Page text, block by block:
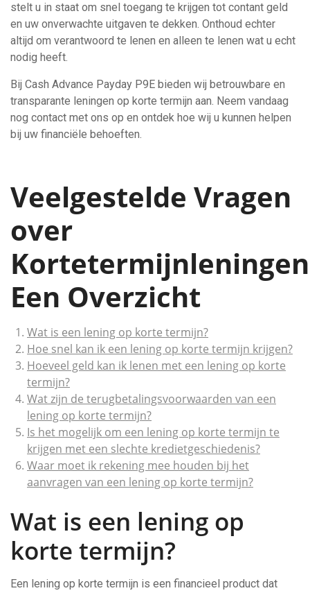
stelt u in staat om snel toegang te krijgen tot contant geld
en uw onverwachte uitgaven te dekken. Onthoud echter
altijd om verantwoord te lenen en alleen te lenen wat u echt
nodig heeft.
Bij Cash Advance Payday P9E bieden wij betrouwbare en
transparante leningen op korte termijn aan. Neem vandaag
nog contact met ons op en ontdek hoe wij u kunnen helpen
bij uw financiële behoeften.
Veelgestelde Vragen
over
Een Overzicht
Wat is een lening op korte termijn?
Hoe snel kan ik een lening op korte termijn krijgen?
Hoeveel geld kan ik lenen met een lening op korte
termijn?
Wat zijn de terugbetalingsvoorwaarden van een
lening op korte termijn?
Is het mogelijk om een lening op korte termijn te
krijgen met een slechte kredietgeschiedenis?
Waar moet ik rekening mee houden bij het
aanvragen van een lening op korte termijn?
Wat is een lening op
korte termijn?
Een lening op korte termijn is een financieel product dat